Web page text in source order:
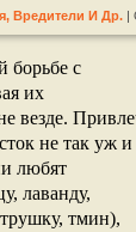
Вредители И Др. |
борьбе с
их
везде.
не так уж и
любят
лаванду,
тмин),